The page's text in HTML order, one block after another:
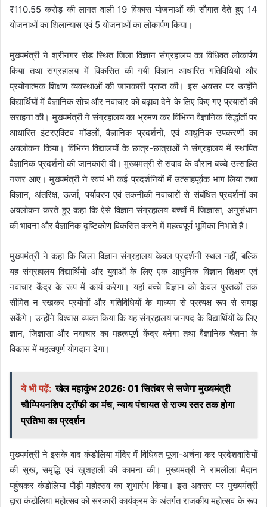
₹110.55 करोड़ की लागत वाली 19 विकास योजनाओं की सौगात देते हुए 14
योजनाओं का शिलान्यास एवं 5 योजनाओं का लोकार्पण किया।
मुख्यमंत्री ने श्रीनगर रोड स्थित जिला विज्ञान संग्रहालय का विधिवत लोकार्पण
किया तथा संग्रहालय में विकसित की गयी विज्ञान आधारित गतिविधियों और
प्रयोगात्मक शिक्षण व्यवस्थाओं की जानकारी प्राप्त की। इस अवसर पर उन्होंने
विद्यार्थियों में वैज्ञानिक सोच और नवाचार को बढ़ावा देने के लिए किए गए प्रयासों की
सराहना की। मुख्यमंत्री ने संग्रहालय का भ्रमण कर विभिन्न वैज्ञानिक सिद्धांतों पर
आधारित इंटरएक्टिव मॉडलों, वैज्ञानिक प्रदर्शनों, एवं आधुनिक उपकरणों का
अवलोकन किया। विभिन्न विद्यालयों के छात्र-छात्राओं ने संग्रहालय में स्थापित
वैज्ञानिक प्रदर्शनों की जानकारी दी। मुख्यमंत्री से संवाद के दौरान बच्चे उत्साहित
नजर आए। मुख्यमंत्री ने स्वयं भी कई प्रदर्शनियों में उत्साहपूर्वक भाग लिया तथा
विज्ञान, अंतरिक्ष, ऊर्जा, पर्यावरण एवं तकनीकी नवाचारों से संबंधित प्रदर्शनों का
अवलोकन करते हुए कहा कि ऐसे विज्ञान संग्रहालय बच्चों में जिज्ञासा, अनुसंधान
की भावना और वैज्ञानिक दृष्टिकोण विकसित करने में महत्वपूर्ण भूमिका निभाते हैं।
मुख्यमंत्री ने कहा कि जिला विज्ञान संग्रहालय केवल प्रदर्शनी स्थल नहीं, बल्कि
यह संग्रहालय विद्यार्थियों और युवाओं के लिए एक आधुनिक विज्ञान शिक्षण एवं
नवाचार केंद्र के रूप में कार्य करेगा। यहां बच्चे विज्ञान को केवल पुस्तकों तक
सीमित न रखकर प्रयोगों और गतिविधियों के माध्यम से प्रत्यक्ष रूप से समझ
सकेंगे। उन्होंने विश्वास व्यक्त किया कि यह संग्रहालय जनपद के विद्यार्थियों के लिए
ज्ञान, जिज्ञासा और नवाचार का महत्वपूर्ण केंद्र बनेगा तथा वैज्ञानिक चेतना के
विकास में महत्वपूर्ण योगदान देगा।
ये भी पढ़ें: खेल महाकुंभ 2026ः 01 सितंबर से सजेगा मुख्यमंत्री
चौम्पियनशिप ट्रॉफी का मंच, न्याय पंचायत से राज्य स्तर तक होगा
प्रतिभा का प्रदर्शन
मुख्यमंत्री ने इसके बाद कंडोलिया मंदिर में विधिवत पूजा-अर्चना कर प्रदेशवासियों
की सुख, समृद्धि एवं खुशहाली की कामना की। मुख्यमंत्री ने रामलीला मैदान
पहुंचकर कंडोलिया पौड़ी महोत्सव का शुभारंभ किया। इस अवसर पर मुख्यमंत्री
द्वारा कंडोलिया महोत्सव को सरकारी कार्यक्रम के अंतर्गत राजकीय महोत्सव के रूप